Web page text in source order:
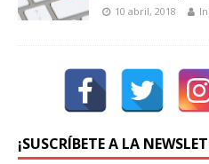
10 abril, 2018
¡SUSCRÍBETE A LA